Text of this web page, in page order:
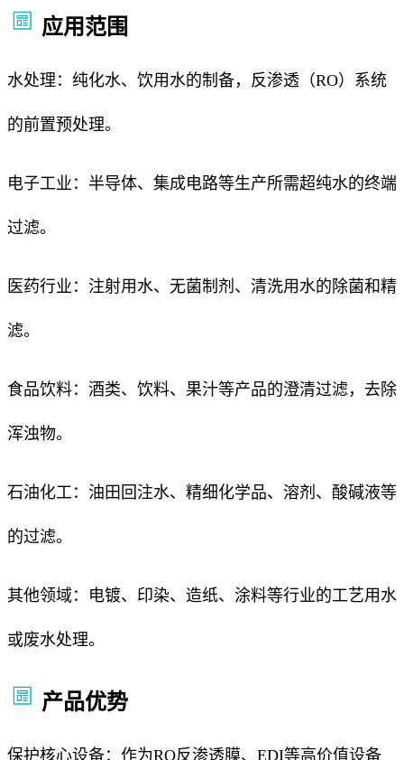
应用范围
水处理：纯化水、饮用水的制备，反渗透（RO）系统
的前置预处理。
电子工业：半导体、集成电路等生产所需超纯水的终端
过滤。
医药行业：注射用水、无菌制剂、清洗用水的除菌和精
滤。
食品饮料：酒类、饮料、果汁等产品的澄清过滤，去除
浑浊物。
石油化工：油田回注水、精细化学品、溶剂、酸碱液等
的过滤。
其他领域：电镀、印染、造纸、涂料等行业的工艺用水
或废水处理。
产品优势
保护核心设备：作为RO反渗透膜、EDI等高价值设备